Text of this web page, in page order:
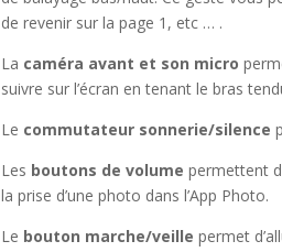
de revenir sur la page 1, etc … .
La caméra avant et son micro
suivre sur l’écran en tenant le bras
Le commutateur sonnerie/silence
Les boutons de volume permettent
la prise d’une photo dans l’App Photo.
Le bouton marche/veille permet